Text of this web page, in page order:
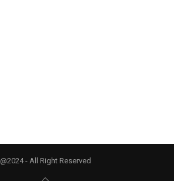
@2024 - All Right Reserved